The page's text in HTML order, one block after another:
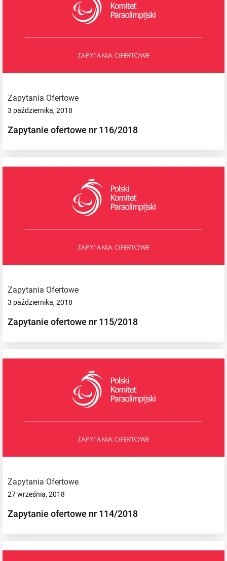
Zapytania Ofertowe
3 października, 2018
Zapytanie ofertowe nr 116/2018
Zapytania Ofertowe
3 października, 2018
Zapytanie ofertowe nr 115/2018
Zapytania Ofertowe
27 września, 2018
Zapytanie ofertowe nr 114/2018